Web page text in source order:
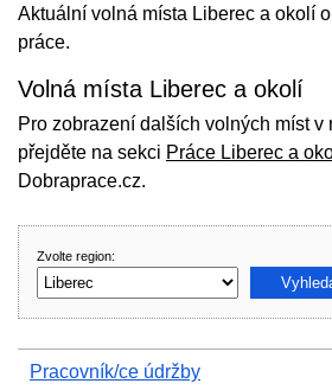
Aktuální volná místa Liberec a okolí
práce.
Volná místa Liberec a okolí
Pro zobrazení dalších volných míst v
přejděte na sekci Práce Liberec a
Dobraprace.cz.
Zvolte region:
Pracovník/ce údržby